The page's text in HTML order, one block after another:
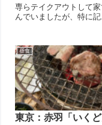
専らテイクアウトして家
んでいましたが、特に記
昼食
東京：赤羽「いくど